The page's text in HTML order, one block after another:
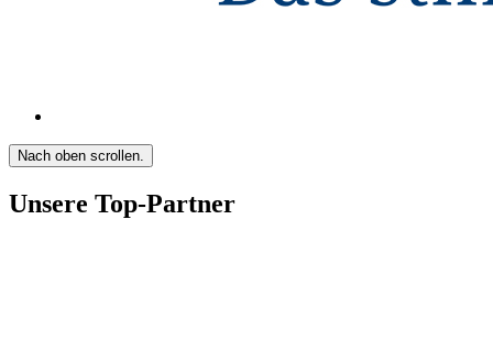
Nach oben scrollen.
Unsere Top-Partner